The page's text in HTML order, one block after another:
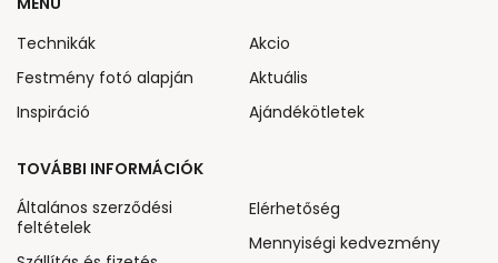
Technikák
Festmény fotó alapján
Inspiráció
Akcio
Aktuális
Ajándékötletek
TOVÁBBI INFORMÁCIÓK
Általános szerződési
feltételek
Elérhetőség
Mennyiségi kedvezmény